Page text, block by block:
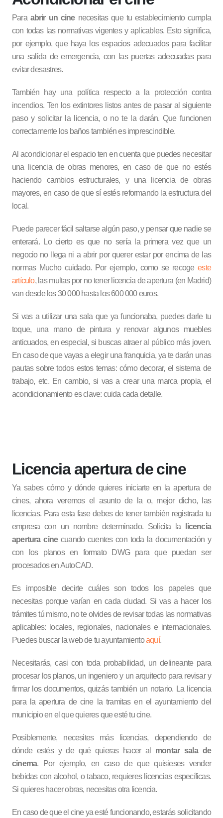
Para abrir un cine necesitas que tu establecimiento cumpla
con todas las normativas vigentes y aplicables. Esto significa,
por ejemplo, que haya los espacios adecuados para facilitar
una salida de emergencia, con las puertas adecuadas para
evitar desastres.
También hay una política respecto a la protección contra
incendios. Ten los extintores listos antes de pasar al siguiente
paso y solicitar la licencia, o no te la darán. Que funcionen
correctamente los baños también es imprescindible.
Al acondicionar el espacio ten en cuenta que puedes necesitar
una licencia de obras menores, en caso de que no estés
haciendo cambios estructurales, y una licencia de obras
mayores, en caso de que sí estés reformando la estructura del
local.
Puede parecer fácil saltarse algún paso, y pensar que nadie se
enterará. Lo cierto es que no sería la primera vez que un
negocio no llega ni a abrir por querer estar por encima de las
normas Mucho cuidado. Por ejemplo, como se recogeeste
artículo, las multas por no tener licencia de apertura (en Madrid)
van desde los 30 000 hasta los 600 000 euros.
Si vas a utilizar una sala que ya funcionaba, puedes darle tu
toque, una mano de pintura y renovar algunos muebles
anticuados, en especial, si buscas atraer al público más joven.
En caso de que vayas a elegir una franquicia, ya te darán unas
pautas sobre todos estos temas: cómo decorar, el sistema de
trabajo, etc. En cambio, si vas a crear una marca propia, el
acondicionamiento es clave: cuida cada detalle.
Licencia apertura de cine
Ya sabes cómo y dónde quieres iniciarte en la apertura de
cines, ahora veremos el asunto de la o, mejor dicho, las
licencias. Para esta fase debes de tener también registrada tu
empresa con un nombre determinado. Solicita la
licencia
apertura cinecuando cuentes con toda la documentación y
con los planos en formato DWG para que puedan ser
procesados en AutoCAD.
Es imposible decirte cuáles son todos los papeles que
necesitas porque varían en cada ciudad. Si vas a hacer los
trámites tú mismo, no te olvides de revisar todas las normativas
aplicables: locales, regionales, nacionales e internacionales.
Puedes buscar la web de tu ayuntamientoaquí.
Necesitarás, casi con toda probabilidad, un delineante para
procesar los planos, un ingeniero y un arquitecto para revisar y
firmar los documentos, quizás también un notario. La licencia
para la apertura de cine la tramitas en el ayuntamiento del
municipio en el que quieres que esté tu cine.
Posiblemente, necesites más licencias, dependiendo de
dónde estés y de qué quieras hacer al montar sala de
cinema. Por ejemplo, en caso de que quisieses vender
bebidas con alcohol, o tabaco, requieres licencias específicas.
Si quieres hacer obras, necesitas otra licencia.
En caso de que el cine ya esté funcionando, estarás solicitando